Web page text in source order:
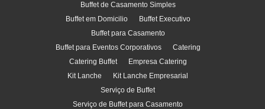
Buffet de Casamento Simples
Buffet em Domicilio
Buffet Executivo
Buffet para Casamento
Buffet para Eventos Corporativos
Catering
Catering Buffet
Empresa Catering
Kit Lanche
Kit Lanche Empresarial
Serviço de Buffet
Serviço de Buffet para Casamento